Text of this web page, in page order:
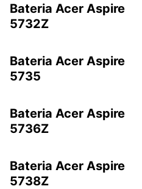
Bateria Acer Aspire
5732Z
Bateria Acer Aspire
5735
Bateria Acer Aspire
5736Z
Bateria Acer Aspire
5738Z